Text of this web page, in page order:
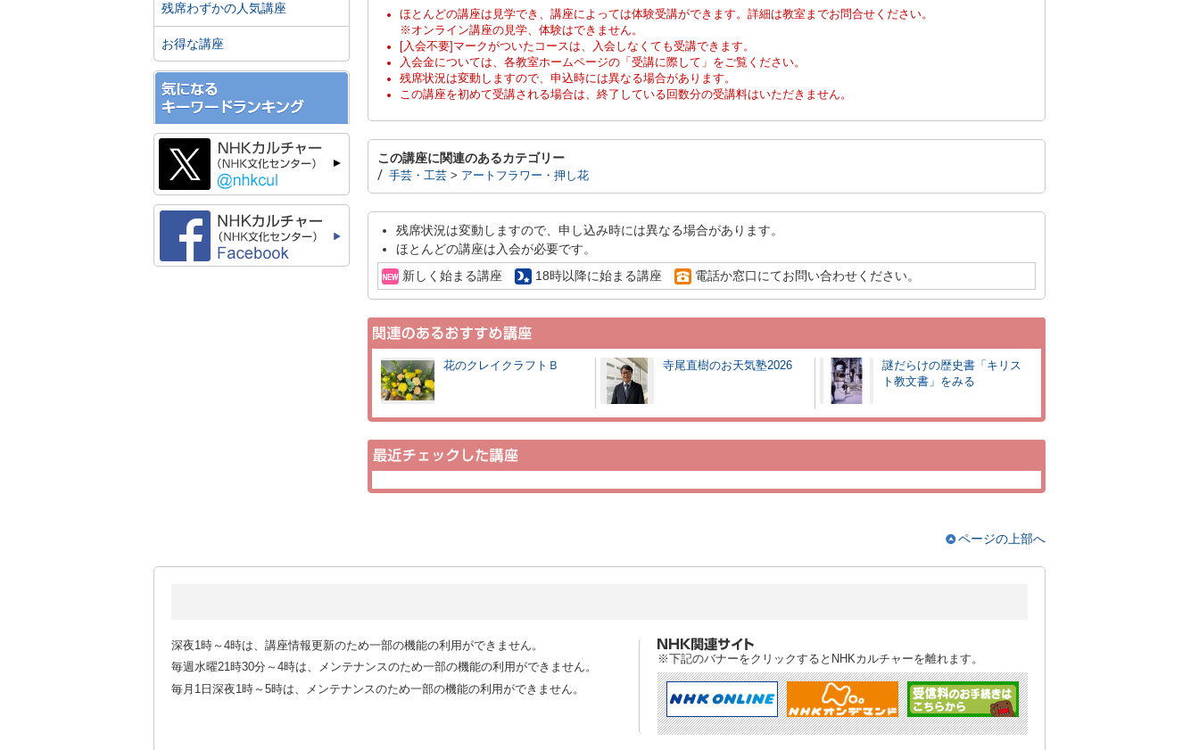
ほとんどの講座は見学でき、講座によっては体験受講ができます。詳細は教室までお問合せください。
※オンライン講座の見学、体験はできません。
[入会不要]マークがついたコースは、入会しなくても受講できます。
入会金については、各教室ホームページの「受講に際して」をご覧ください。
残席状況は変動しますので、申込時には異なる場合があります。
この講座を初めて受講される場合は、終了している回数分の受講料はいただきません。
この講座に関連のあるカテゴリー
手芸・工芸> アートフラワー・押し花
残席状況は変動しますので、申し込み時には異なる場合があります。
ほとんどの講座は入会が必要です。
新しく始まる講座
18時以降に始まる講座 電話か窓口にてお問い合わせください。
花のクレイクラフトＢ 寺尾直樹のお天気塾2026
謎だらけの歴史書「キリス
ト教文書」をみる
残席わずかの人気講座
お得な講座
ページの上部へ
深夜1時～4時は、講座情報更新のため一部の機能の利用ができません。
毎週水曜21時30分～4時は、メンテナンスのため一部の機能の利用ができません。
毎月1日深夜1時～5時は、メンテナンスのため一部の機能の利用ができません。
※下記のバナーをクリックするとNHKカルチャーを離れます。